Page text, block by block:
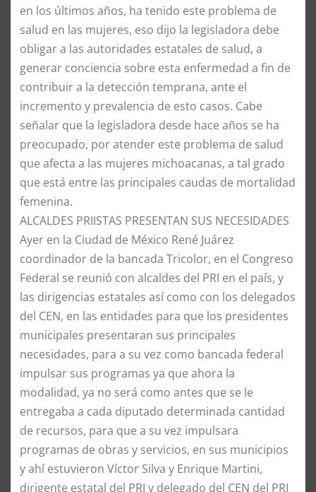
en los últimos años, ha tenido este problema de
salud en las mujeres, eso dijo la legisladora debe
obligar a las autoridades estatales de salud, a
generar conciencia sobre esta enfermedad a fin de
contribuir a la detección temprana, ante el
incremento y prevalencia de esto casos. Cabe
señalar que la legisladora desde hace años se ha
preocupado, por atender este problema de salud
que afecta a las mujeres michoacanas, a tal grado
que está entre las principales caudas de mortalidad
femenina.
ALCALDES PRIISTAS PRESENTAN SUS NECESIDADES
Ayer en la Ciudad de México René Juárez
coordinador de la bancada Tricolor, en el Congreso
Federal se reunió con alcaldes del PRI en el país, y
las dirigencias estatales así como con los delegados
del CEN, en las entidades para que los presidentes
municipales presentaran sus principales
necesidades, para a su vez como bancada federal
impulsar sus programas ya que ahora la
modalidad, ya no será como antes que se le
entregaba a cada diputado determinada cantidad
de recursos, para que a su vez impulsara
programas de obras y servicios, en sus municipios
y ahí estuvieron Víctor Silva y Enrique Martini,
dirigente estatal del PRI y delegado del CEN del PRI